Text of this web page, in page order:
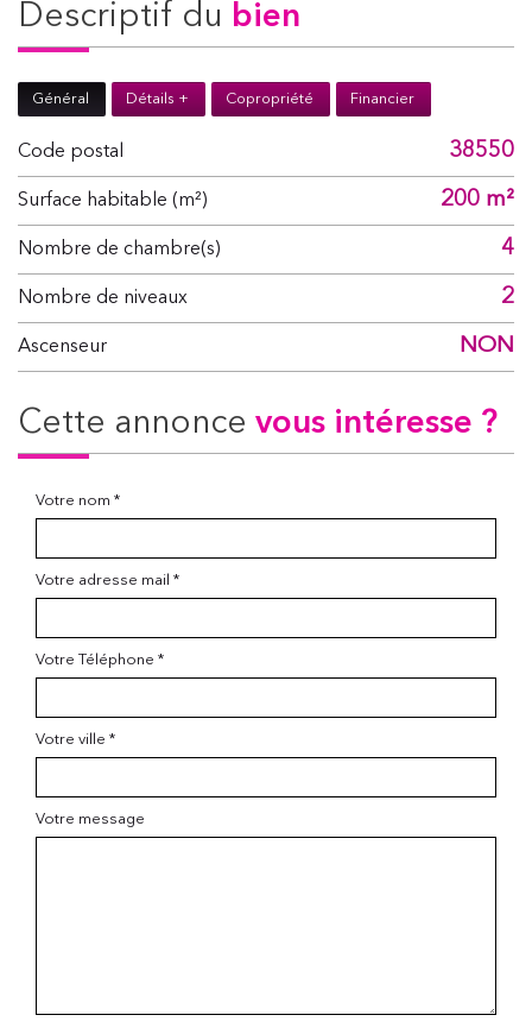
descriptif du bien
Général Détails + Copropriété Financier
Code postal 38550
Surface habitable (m²) 200 m²
Nombre de chambre(s) 4
Nombre de niveaux 2
Ascenseur NON
cette annonce vous intéresse ?
Votre nom *
Votre adresse mail *
Votre Téléphone *
Votre ville *
Votre message